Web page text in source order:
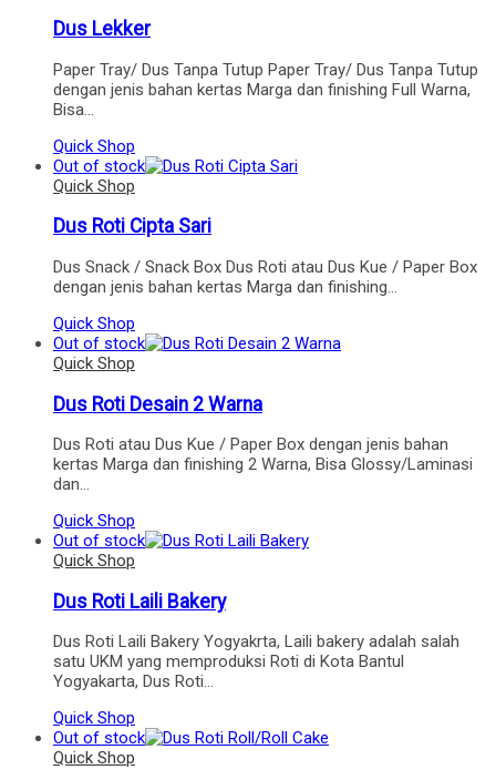
Dus Lekker
Paper Tray/ Dus Tanpa Tutup Paper Tray/ Dus Tanpa Tutup
dengan jenis bahan kertas Marga dan finishing Full Warna,
Bisa…
Quick Shop
Out of stock
Quick Shop
Dus Roti Cipta Sari
Dus Snack / Snack Box Dus Roti atau Dus Kue / Paper Box
dengan jenis bahan kertas Marga dan finishing…
Quick Shop
Out of stock
Quick Shop
Dus Roti Desain 2 Warna
Dus Roti atau Dus Kue / Paper Box dengan jenis bahan
kertas Marga dan finishing 2 Warna, Bisa Glossy/Laminasi
dan…
Quick Shop
Out of stock
Quick Shop
Dus Roti Laili Bakery
Dus Roti Laili Bakery Yogyakrta, Laili bakery adalah salah
satu UKM yang memproduksi Roti di Kota Bantul
Yogyakarta, Dus Roti…
Quick Shop
Out of stock
Quick Shop